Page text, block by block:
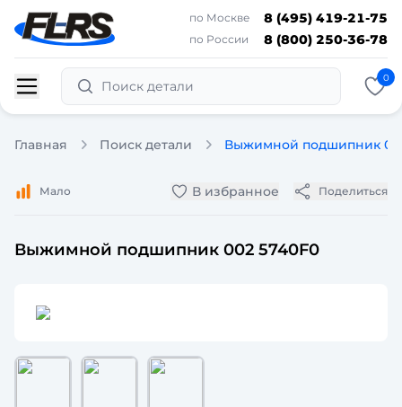
по Москве 8 (495) 419-21-75
по России 8 (800) 250-36-78
Поиск детали
0
Главная Поиск детали Выжимной подшипник
Мало В избранное Поделиться
Выжимной подшипник 002 5740F0